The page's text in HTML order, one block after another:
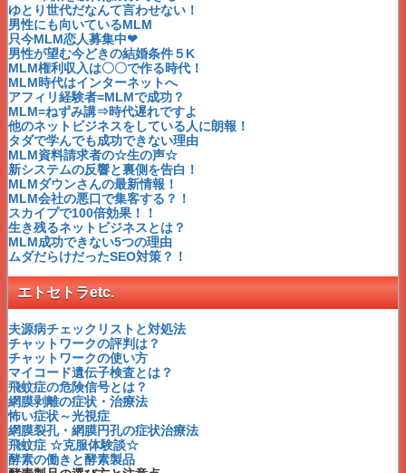
MLMドテラのアロマは食べられる？
MLMドテラのessentialオイル
中国MLM TIENS JAPAN
バイオクイーンYOSAの効果
ユニヴェール
クレス薬品
マイフレンド
シェラバトーン
ハッピーライン
日本ベスト
アストーラ
シルクィーン
ナチュミン・ジャパン
エッチアールディ
ペレグレイス
フォーライフリサーチジャパン
ローズライン
ビオライズ
エルブ
ARIIX
イオスコーポレーション
ハッピーファミリー
エヌエーシー
GNLDインターナショナル
エムブラン
ハッピーファミリー
国際友好交易
マナテック
ビアビエンテ
エコプライム
レインボー
ジャパンウィル・サーチ
ゆとり世代だなんて言わせない！
男性にも向いているMLM
只今MLM恋人募集中❤
男性が望む今どきの結婚条件５K
MLM権利収入は〇〇で作る時代！
MLM時代はインターネットへ
アフィリ経験者=MLMで成功？
MLM=ねずみ講⇒時代遅れですよ
他のネットビジネスをしている人に朗報！
タダで学んでも成功できない理由
MLM資料請求者の☆生の声☆
新システムの反響と裏側を告白！
MLMダウンさんの最新情報！
MLM会社の悪口で集客する？！
スカイプで100倍効果！！
生き残るネットビジネスとは？
MLM成功できない5つの理由
ムダだらけだったSEO対策？！
エトセトラetc.
夫源病チェックリストと対処法
チャットワークの評判は？
チャットワークの使い方
マイコード遺伝子検査とは？
飛蚊症の危険信号とは？
網膜剥離の症状・治療法
怖い症状～光視症
網膜裂孔・網膜円孔の症状治療法
飛蚊症 ☆克服体験談☆
酵素の働きと酵素製品